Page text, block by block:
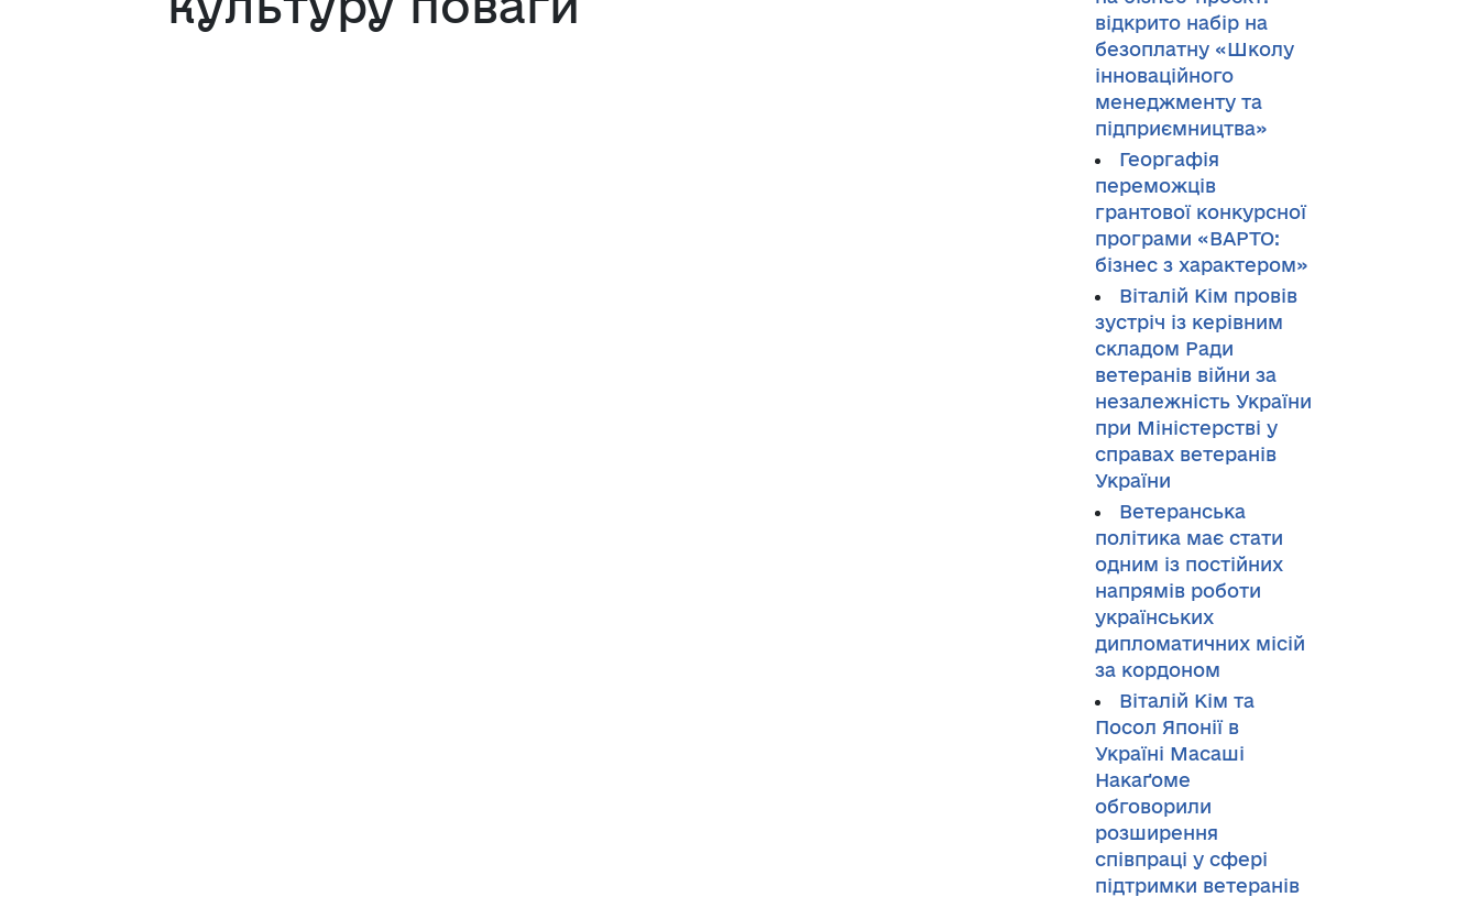
відкрито набір на
безоплатну «Школу
інноваційного
менеджменту та
підприємництва»
Георгафія
переможців
грантової конкурсної
програми «ВАРТО:
бізнес з характером»
Віталій Кім провів
зустріч із керівним
складом Ради
ветеранів війни за
незалежність України
при Міністерстві у
справах ветеранів
України
Ветеранська
політика має стати
одним із постійних
напрямів роботи
українських
дипломатичних місій
за кордоном
Віталій Кім та
Посол Японії в
Україні Масаші
Накаґоме
обговорили
розширення
співпраці у сфері
підтримки ветеранів